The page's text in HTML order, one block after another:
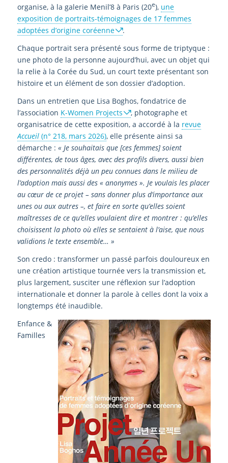
organise, à la galerie Menil’8 à Paris (20e), une
exposition de portraits-témoignages de 17 femmes
adoptées d’origine coréenne
.
Chaque portrait sera présenté sous forme de triptyque :
une photo de la personne aujourd’hui, avec un objet qui
la relie à la Corée du Sud, un court texte présentant son
histoire et un élément de son dossier d’adoption.
Dans un entretien que Lisa Boghos, fondatrice de
l’association K-Women Projects
, photographe et
organisatrice de cette exposition, a accordé à la revue
Accueil(n° 218, mars 2026), elle présente ainsi sa
démarche : « Je souhaitais que [ces femmes] soient
différentes, de tous âges, avec des profils divers, aussi bien
des personnalités déjà un peu connues dans le milieu de
l’adoption mais aussi des « anonymes ». Je voulais les placer
au cœur de ce projet – sans donner plus d’importance aux
unes ou aux autres –, et faire en sorte qu’elles soient
maîtresses de ce qu’elles voulaient dire et montrer : qu’elles
choisissent la photo où elles se sentaient à l’aise, que nous
validions le texte ensemble… »
Son credo : transformer un passé parfois douloureux en
une création artistique tournée vers la transmission et,
plus largement, susciter une réflexion sur l’adoption
internationale et donner la parole à celles dont la voix a
longtemps été inaudible.
Enfance &
Familles